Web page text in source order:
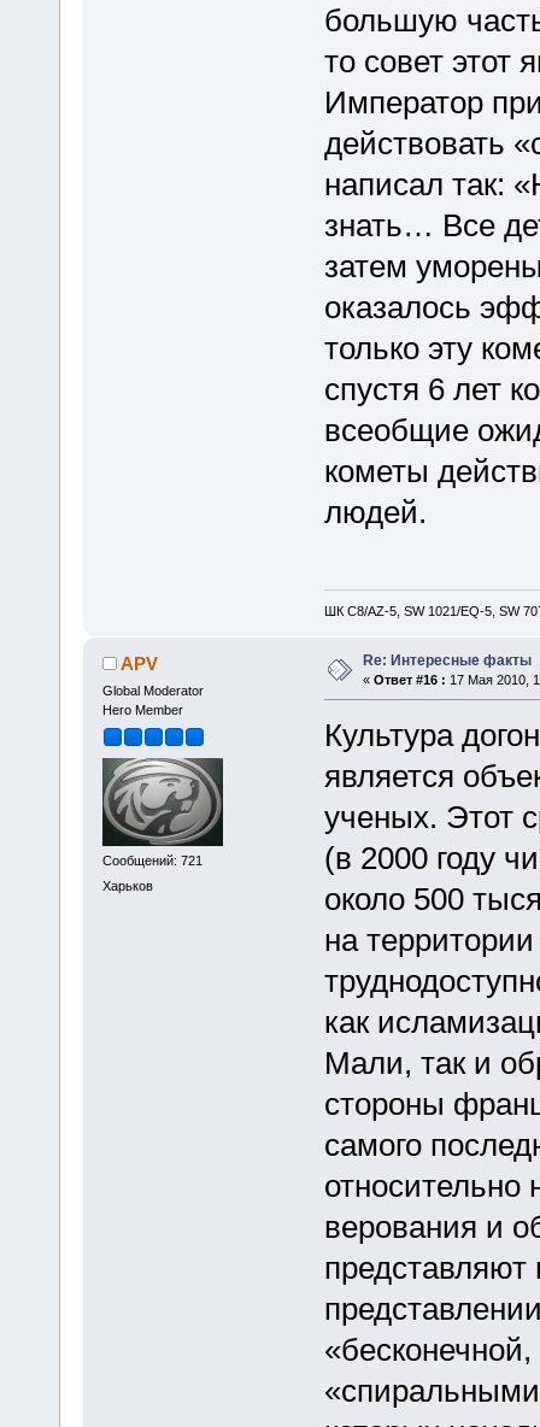
большую
то совет этот
Император
действовать
написал так:
знать… Все
затем
оказалось
только эту
спустя 6 лет
всеобщие
кометы
людей.
ШК С8/AZ-5, SW 1021/EQ-5, SW
APV
Global Moderator
Hero Member
Сообщений: 721
Харьков
Re: Интересные факты
« Ответ #16 : 17 Мая 2010,
Культура
является
ученых. Этот
(в 2000 году
около 500
на
как
Мали, так и
стороны
самого
относительно
верования и
представляют